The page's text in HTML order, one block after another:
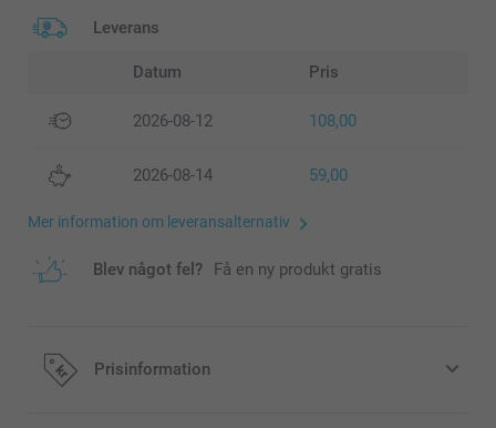
Leverans
Datum Pris
2026-08-12 108,00
2026-08-14 59,00
Mer information om leveransalternativ
Blev något fel? Få en ny produkt gratis
Prisinformation